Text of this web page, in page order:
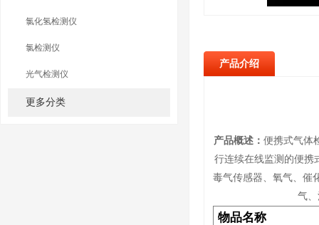
氯化氢检测仪
氯检测仪
光气检测仪
更多分类
产品介绍
产品概述： 便携式气体
行连续在线监测的便携
毒气传感器、氧气、催
气
物品名称